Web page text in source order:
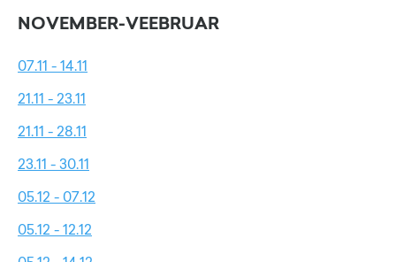
NOVEMBER-VEEBRUAR
07.11 - 14.11
21.11 - 23.11
21.11 - 28.11
23.11 - 30.11
05.12 - 07.12
05.12 - 12.12